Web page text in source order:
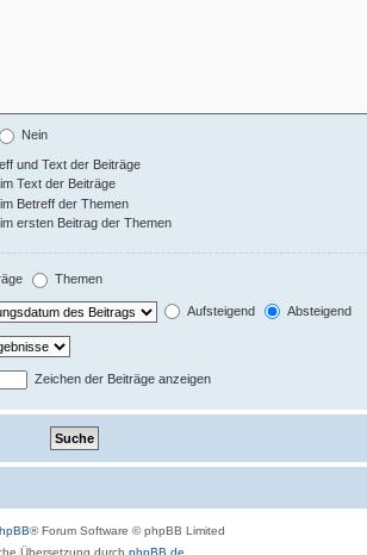
Nein
und Text der Beiträge
Text der Beiträge
Betreff der Themen
ersten Beitrag der Themen
Themen
Aufsteigend Absteigend
Zeichen der Beiträge anzeigen
® Forum Software © phpBB Limited
Übersetzung durch phpBB.de